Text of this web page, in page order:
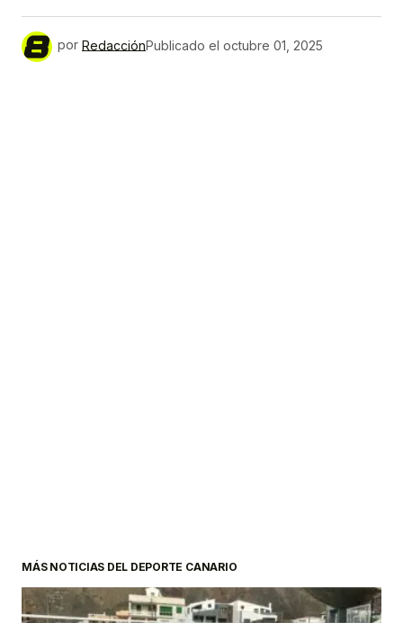
por RedacciónPublicado el octubre 01, 2025
MÁS NOTICIAS DEL DEPORTE CANARIO